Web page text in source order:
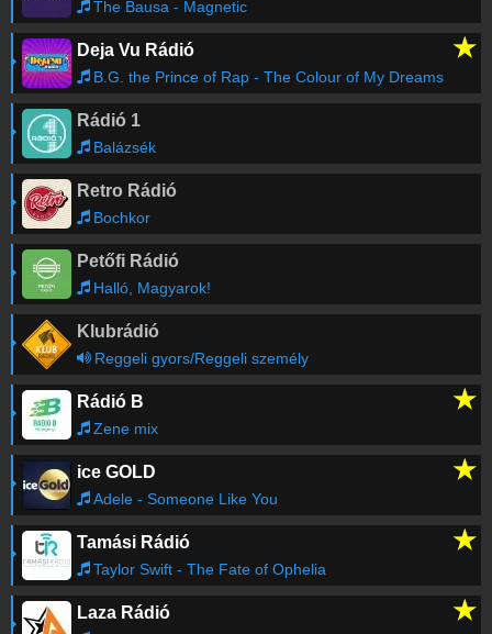
The Bausa - Magnetic
Deja Vu Rádió ★
B.G. the Prince of Rap - The Colour of My Dreams
Rádió 1
Balázsék
Retro Rádió
Bochkor
Petőfi Rádió
Halló, Magyarok!
Klubrádió
Reggeli gyors/Reggeli személy
Rádió B ★
Zene mix
ice GOLD ★
Adele - Someone Like You
Tamási Rádió ★
Taylor Swift - The Fate of Ophelia
Laza Rádió ★